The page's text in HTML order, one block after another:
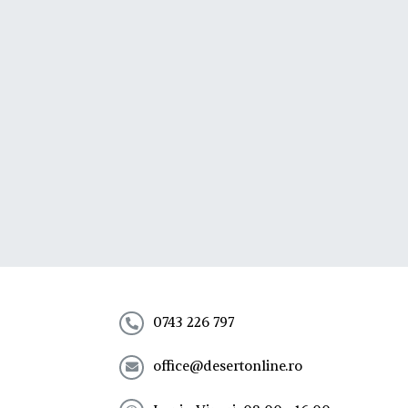
0743 226 797
office@desertonline.ro